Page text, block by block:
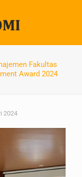
Fakultas
Award 2024
2024